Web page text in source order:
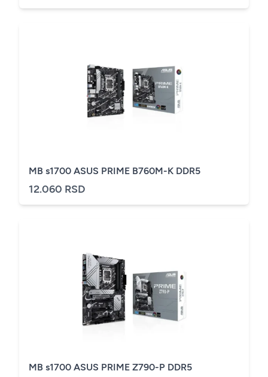
MB s1700 ASUS PRIME B760M-K DDR5
12.060 RSD
MB s1700 ASUS PRIME Z790-P DDR5